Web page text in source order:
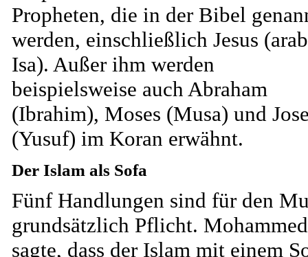
Propheten, die in der Bibel
werden, einschließlich Jesus
Isa). Außer ihm werden
beispielsweise auch Abraham
(Ibrahim), Moses (Musa) und
(Yusuf) im Koran erwähnt.
Der Islam als Sofa
Fünf Handlungen sind für den
grundsätzlich Pflicht. Mohammed
sagte, dass der Islam mit einem